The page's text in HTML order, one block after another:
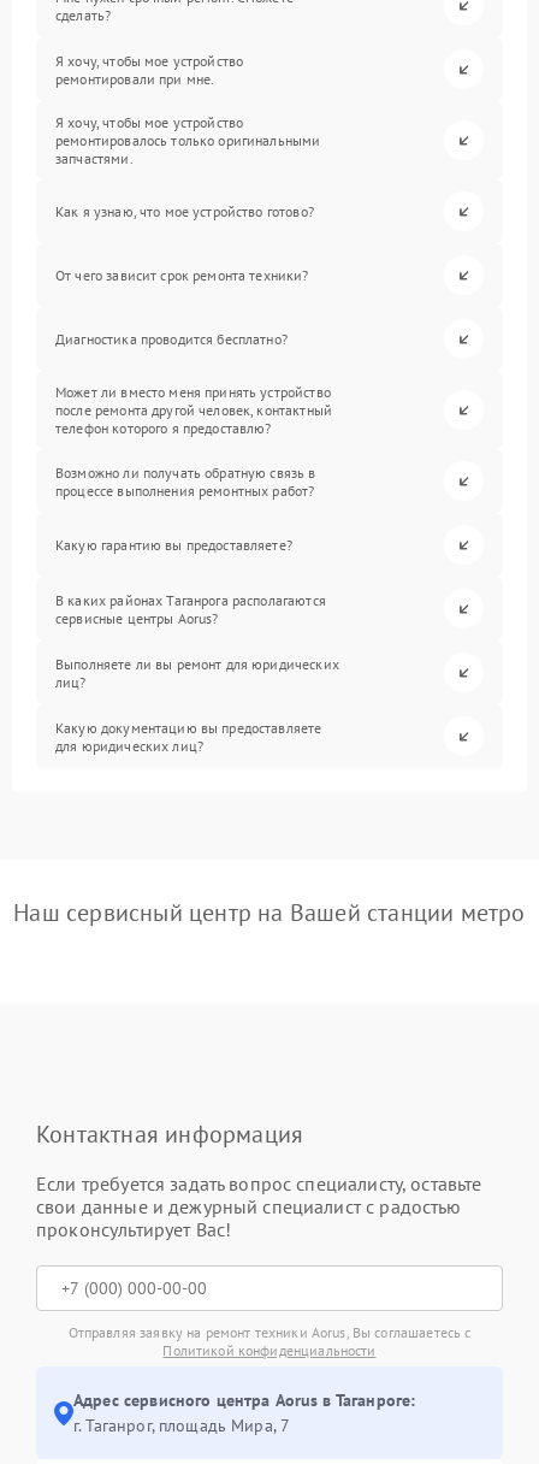
сделать?
Я хочу, чтобы мое устройство
ремонтировали при мне.
Я хочу, чтобы мое устройство
ремонтировалось только оригинальными
запчастями.
Как я узнаю, что мое устройство готово?
От чего зависит срок ремонта техники?
Диагностика проводится бесплатно?
Может ли вместо меня принять устройство
после ремонта другой человек, контактный
телефон которого я предоставлю?
Возможно ли получать обратную связь в
процессе выполнения ремонтных работ?
Какую гарантию вы предоставляете?
В каких районах Таганрога располагаются
сервисные центры Aorus?
Выполняете ли вы ремонт для юридических
лиц?
Какую документацию вы предоставляете
для юридических лиц?
Наш сервисный центр на Вашей станции метро
Контактная информация
Если требуется задать вопрос специалисту, оставьте
свои данные и дежурный специалист с радостью
проконсультирует Вас!
Отправляя заявку на ремонт техники Aorus, Вы соглашаетесь с
Политикой конфиденциальности
Адрес сервисного центра Aorus в Таганроге:
г. Таганрог, площадь Мира, 7